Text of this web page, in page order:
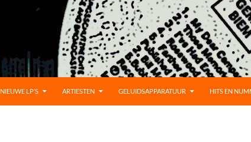
NIEUWE LP’S ARTIESTEN GELUIDSAPPARATUUR HITS EN